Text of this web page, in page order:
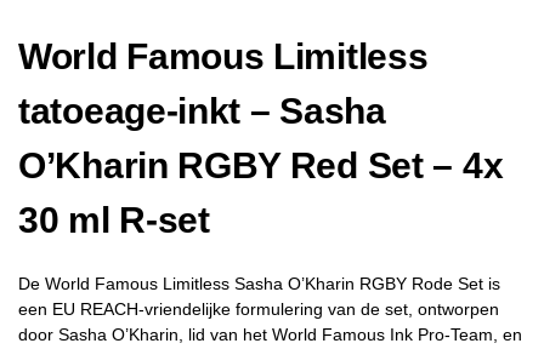
World Famous Limitless
tatoeage-inkt – Sasha
O’Kharin RGBY Red Set – 4x
30 ml R-set
De World Famous Limitless Sasha O’Kharin RGBY Rode Set is
een EU REACH-vriendelijke formulering van de set, ontworpen
door Sasha O’Kharin, lid van het World Famous Ink Pro-Team, en